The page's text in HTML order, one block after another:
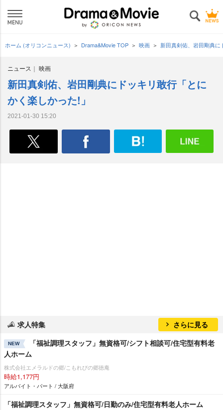
ホーム (オリコンニュース) Drama&Movie TOP 映画 新田真剣佑、岩田剛典
ニュース 映画
新田真剣佑、岩田剛典にドッキリ敢行「とに
かく楽しかった!」
2021-01-30 15:20
求人特集 さらに見る
NEW
「福祉調理スタッフ」無資格可/シフト相談可/住宅型有料老
人ホーム
株式会社エメラルドの郷/こもれびの郷徳庵
時給1,177円
アルバイト・パート / 大阪府
「福祉調理スタッフ」無資格可/日勤のみ/住宅型有料老人ホーム